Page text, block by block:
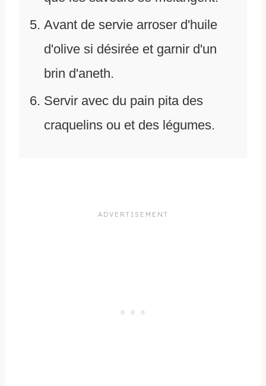
Avant de servie arroser d'huile
d'olive si désirée et garnir d'un
brin d'aneth.
Servir avec du pain pita des
craquelins ou et des légumes.